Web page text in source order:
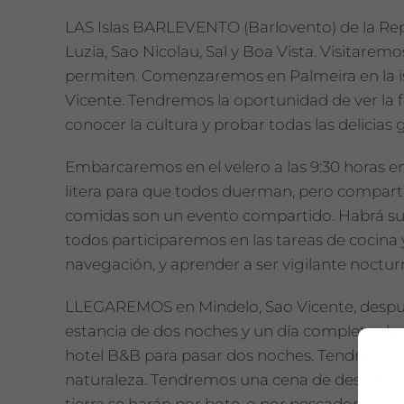
LAS Islas BARLEVENTO (Barlovento) de la
Luzia, Sao Nicolau, Sal y Boa Vista.
permiten. Comenzaremos en Palmeira en la
Vicente. Tendremos la oportunidad de ver la
conocer la cultura y probar todas las delicias
Embarcaremos en el velero a las 9:30 horas
litera para que todos duerman, pero
comidas son un evento compartido. Habrá
todos participaremos en las tareas de
navegación, y aprender a ser vigilante
LLEGAREMOS en Mindelo, Sao Vicente,
estancia de dos noches y un día completo
hotel B&B para pasar dos noches.
naturaleza. Tendremos una cena de